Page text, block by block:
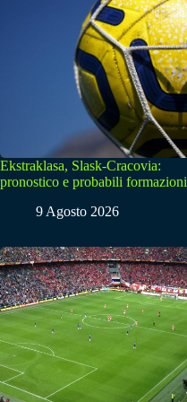
Ekstraklasa, Slask-Cracovia:
pronostico e probabili formazioni
9 Agosto 2026